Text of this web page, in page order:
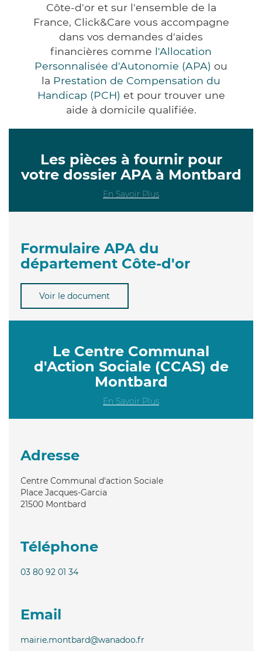
Côte-d'or et sur l'ensemble de la
France, Click&Care vous accompagne
dans vos demandes d'aides
financières comme l'Allocation
Personnalisée d'Autonomie (APA) ou
la Prestation de Compensation du
Handicap (PCH) et pour trouver une
aide à domicile qualifiée.
Les pièces à fournir pour
votre dossier APA à Montbard
En Savoir Plus
Formulaire APA du
département Côte-d'or
Voir le document
Le Centre Communal
d'Action Sociale (CCAS) de
Montbard
En Savoir Plus
Adresse
Centre Communal d'action Sociale
Place Jacques-Garcia
21500 Montbard
Téléphone
03 80 92 01 34
Email
mairie.montbard@wanadoo.fr